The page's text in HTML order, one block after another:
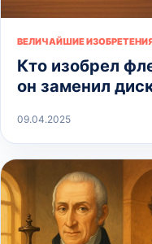
ВЕЛИЧАЙШИЕ
Кто изобрел
он заменил
09.04.2025